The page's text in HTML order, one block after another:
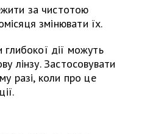
за чистотою
змінювати їх.
дії можуть
лінзу. Застосовувати
разі, коли про це